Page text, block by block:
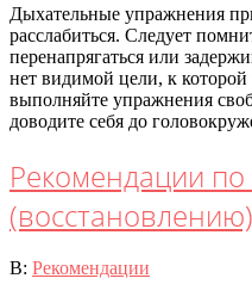
08
Дыхательные упражнения
расслабиться. Следует
перенапрягаться или
нет видимой цели, к
выполняйте упражнения
доводите себя до
Рекомендации
2020-
В: Рекомендации